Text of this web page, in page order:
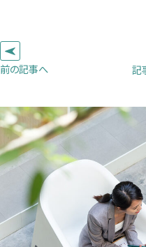
前の記事へ 記